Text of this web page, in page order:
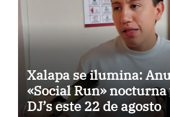
Xalapa se ilumina:
«Social Run» nocturna
DJ’s este 22 de agosto